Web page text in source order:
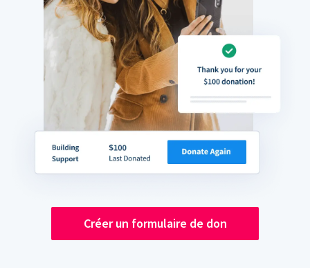
Créer un formulaire de don